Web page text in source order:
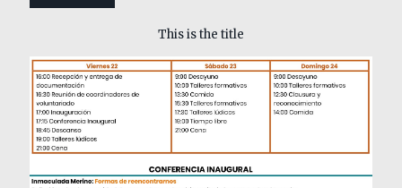
This is the title